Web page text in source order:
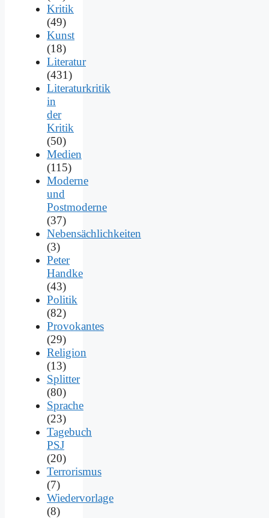
Kritik
(49)
Kunst
(18)
Literatur
(431)
Literaturkritik
in
der
Kritik
(50)
Medien
(115)
Moderne
und
Postmoderne
(37)
Nebensächlichkeiten
(3)
Peter
Handke
(43)
Politik
(82)
Provokantes
(29)
Religion
(13)
Splitter
(80)
Sprache
(23)
Tagebuch
PSJ
(20)
Terrorismus
(7)
Wiedervorlage
(8)